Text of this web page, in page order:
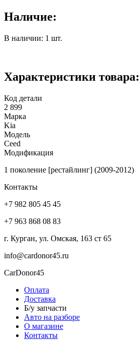
Наличие:
В наличии: 1 шт.
Характеристики товара:
Код детали
2 899
Марка
Kia
Модель
Ceed
Модификация
1 поколение [рестайлинг] (2009-2012)
Контакты
+7 982 805 45 45
+7 963 868 08 83
г. Курган, ул. Омская, 163 ст 65
info@cardonor45.ru
CarDonor45
Оплата
Доставка
Б/у запчасти
Авто на разборе
О магазине
Контакты